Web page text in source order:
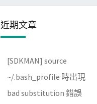
近期文章
[SDKMAN] source
~/.bash_profile 時出現
bad substitution 錯誤